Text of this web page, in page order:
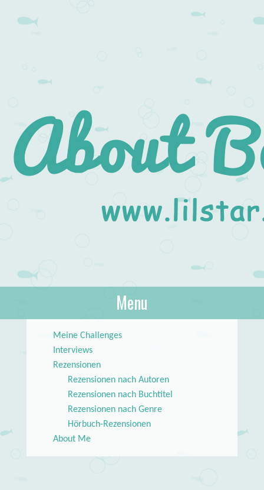
About Books
lilstar.de
Menu
Meine Challenges
Interviews
Rezensionen
Rezensionen nach Autoren
Rezensionen nach Buchtitel
Rezensionen nach Genre
Hörbuch-Rezensionen
About Me